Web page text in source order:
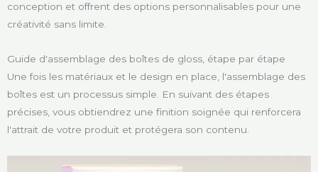
conception et offrent des options personnalisables pour une
créativité sans limite.
Guide d'assemblage des boîtes de gloss, étape par étape
Une fois les matériaux et le design en place, l'assemblage des
boîtes est un processus simple. En suivant des étapes
précises, vous obtiendrez une finition soignée qui renforcera
l'attrait de votre produit et protégera son contenu.